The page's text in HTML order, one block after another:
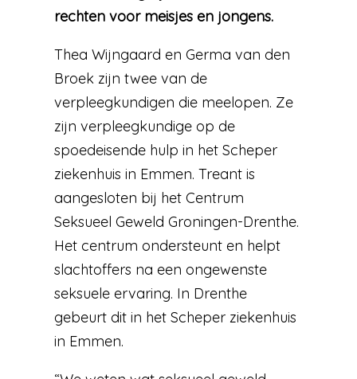
rechten voor meisjes en jongens.
Thea Wijngaard en Germa van den
Broek zijn twee van de
verpleegkundigen die meelopen. Ze
zijn verpleegkundige op de
spoedeisende hulp in het Scheper
ziekenhuis in Emmen. Treant is
aangesloten bij het Centrum
Seksueel Geweld Groningen-Drenthe.
Het centrum ondersteunt en helpt
slachtoffers na een ongewenste
seksuele ervaring. In Drenthe
gebeurt dit in het Scheper ziekenhuis
in Emmen.